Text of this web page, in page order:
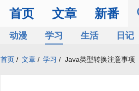
首页 文章 新番
动漫 学习 生活 日记
首页 / 文章 / 学习 / Java类型转换注意事项